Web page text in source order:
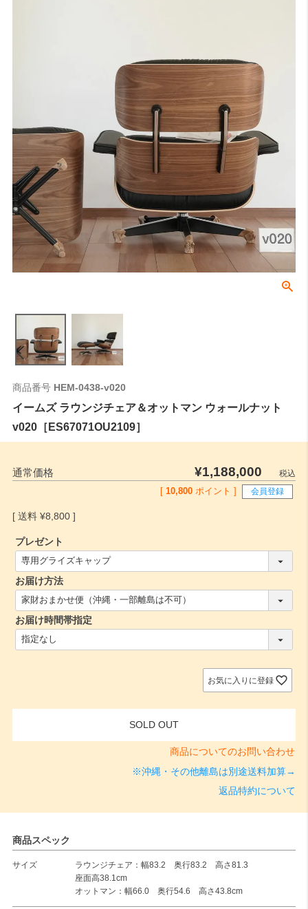
商品番号 HEM-0438-v020
イームズ ラウンジチェア＆オットマン ウォールナット
v020［ES67071OU2109］
通常価格 ¥1,188,000
税込
[ 10,800 ポイント ] 会員登録
¥8,800
プレゼント
(
須
)
お届け方法
必
須
)
お届け時間帯指定
お気に入りに登録
SOLD OUT
商品についてのお問い合わせ
※沖縄・その他離島は別途送料加算→
返品特約について
商品スペック
サイズ
ラウンジチェア：幅83.2 奥行83.2 高さ81.3
座面高38.1cm
オットマン：幅66.0 奥行54.6 高さ43.8cm